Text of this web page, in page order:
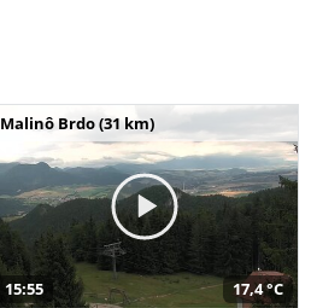
Malinô Brdo (31 km)
15:55 17,4 °C